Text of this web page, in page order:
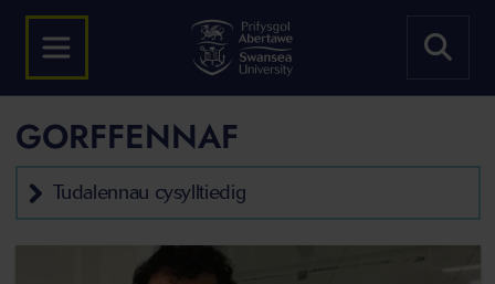
GORFFENNAF
Tudalennau cysylltiedig